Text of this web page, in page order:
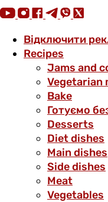
Відключити
Recipes
Jams and
Vegetarian
Bake
Готуємо
Desserts
Diet dishes
Main dishes
Side dishes
Meat
Vegetables